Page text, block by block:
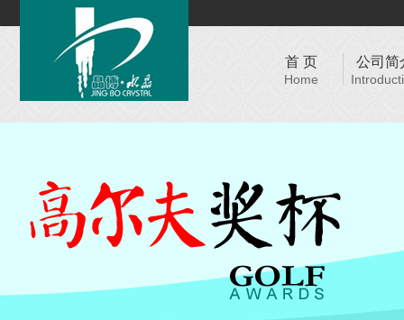
首 页
Home
公司简